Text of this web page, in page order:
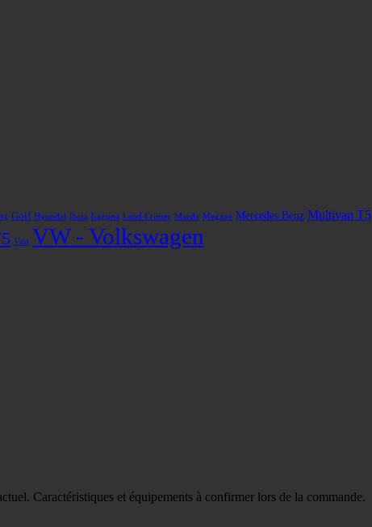
Golf Hyundai Ibiza Laguna Land Cruiser Mazda Megane Mercedes Benz Multivan T5
Vito VW - Volkswagen
Caractéristiques et équipements à confirmer lors de la commande.